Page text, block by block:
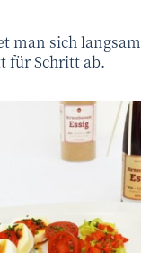
man sich
für Schritt ab.